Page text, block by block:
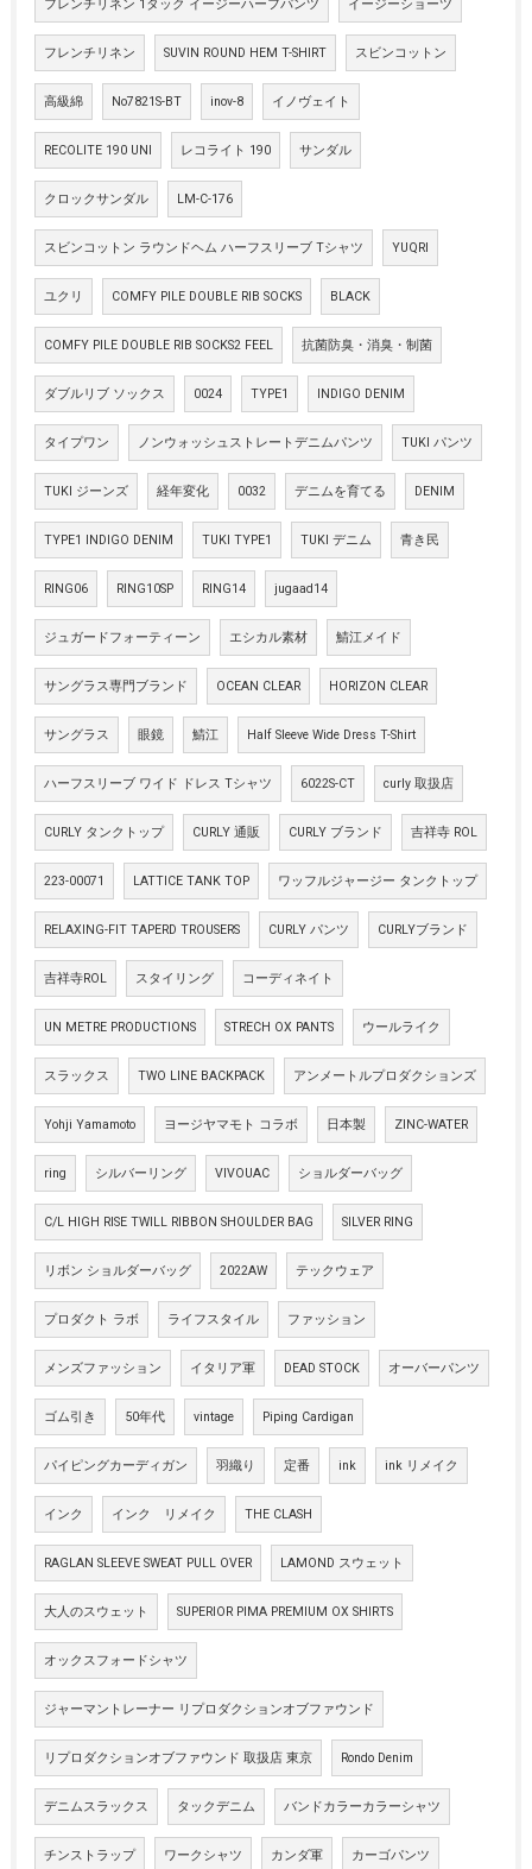
フレンチリネン 1タック イージーハーフパンツ イージーショーツ
フレンチリネン SUVIN ROUND HEM T-SHIRT スビンコットン
高級綿 No7821S-BT inov-8 イノヴェイト
RECOLITE 190 UNI レコライト 190 サンダル
クロックサンダル LM-C-176
スビンコットン ラウンドヘム ハーフスリーブ Tシャツ YUQRI
ユクリ COMFY PILE DOUBLE RIB SOCKS BLACK
COMFY PILE DOUBLE RIB SOCKS2 FEEL 抗菌防臭・消臭・制菌
ダブルリブ ソックス 0024 TYPE1 INDIGO DENIM
タイプワン ノンウォッシュストレートデニムパンツ TUKI パンツ
TUKI ジーンズ 経年変化 0032 デニムを育てる DENIM
TYPE1 INDIGO DENIM TUKI TYPE1 TUKI デニム 青き民
RING06 RING10SP RING14 jugaad14
ジュガードフォーティーン エシカル素材 鯖江メイド
サングラス専門ブランド OCEAN CLEAR HORIZON CLEAR
サングラス 眼鏡 鯖江 Half Sleeve Wide Dress T-Shirt
ハーフスリーブ ワイド ドレス Tシャツ 6022S-CT curly 取扱店
CURLY タンクトップ CURLY 通販 CURLY ブランド 吉祥寺 ROL
223-00071 LATTICE TANK TOP ワッフルジャージー タンクトップ
RELAXING-FIT TAPERD TROUSERS CURLY パンツ CURLYブランド
吉祥寺ROL スタイリング コーディネイト
UN METRE PRODUCTIONS STRECH OX PANTS ウールライク
スラックス TWO LINE BACKPACK アンメートルプロダクションズ
Yohji Yamamoto ヨージヤマモト コラボ 日本製 ZINC-WATER
ring シルバーリング VIVOUAC ショルダーバッグ
C/L HIGH RISE TWILL RIBBON SHOULDER BAG SILVER RING
リボン ショルダーバッグ 2022AW テックウェア
プロダクト ラボ ライフスタイル ファッション
メンズファッション イタリア軍 DEAD STOCK オーバーパンツ
ゴム引き 50年代 vintage Piping Cardigan
パイピングカーディガン 羽織り 定番 ink ink リメイク
インク インク リメイク THE CLASH
RAGLAN SLEEVE SWEAT PULL OVER LAMOND スウェット
大人のスウェット SUPERIOR PIMA PREMIUM OX SHIRTS
オックスフォードシャツ
ジャーマントレーナー リプロダクションオブファウンド
リプロダクションオブファウンド 取扱店 東京 Rondo Denim
デニムスラックス タックデニム バンドカラーカラーシャツ
チンストラップ ワークシャツ カンダ軍 カーゴパンツ